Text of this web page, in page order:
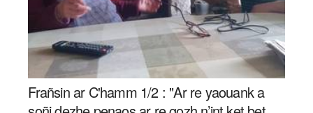
Frañsin ar C'hamm 1/2 : "Ar re yaouank a